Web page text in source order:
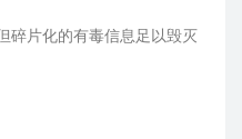
碎片化的有毒信息足以毁灭